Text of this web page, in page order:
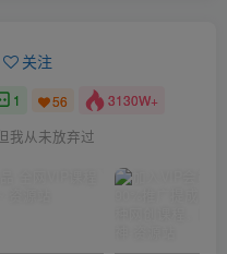
关注
1 56 3130W+
我从未放弃过